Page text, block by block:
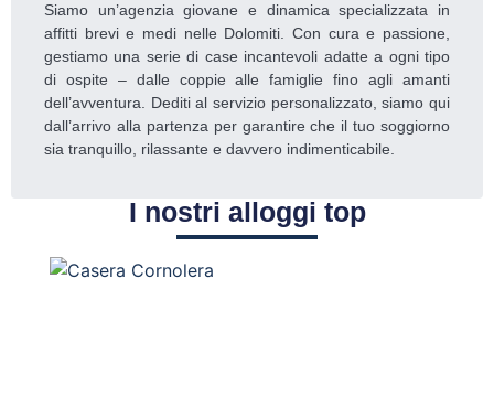
Siamo un’agenzia giovane e dinamica specializzata in
affitti brevi e medi nelle Dolomiti. Con cura e passione,
gestiamo una serie di case incantevoli adatte a ogni tipo
di ospite – dalle coppie alle famiglie fino agli amanti
dell’avventura. Dediti al servizio personalizzato, siamo qui
dall’arrivo alla partenza per garantire che il tuo soggiorno
sia tranquillo, rilassante e davvero indimenticabile.
I nostri alloggi top